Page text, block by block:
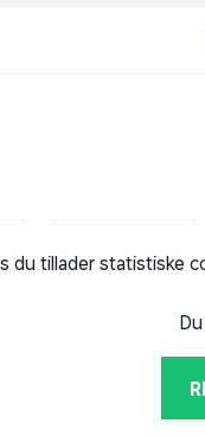
du tillader statistiske